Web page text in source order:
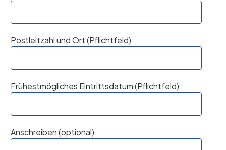
Postleitzahl und Ort (Pflichtfeld)
Frühestmögliches Eintrittsdatum (Pflichtfeld)
Anschreiben (optional)